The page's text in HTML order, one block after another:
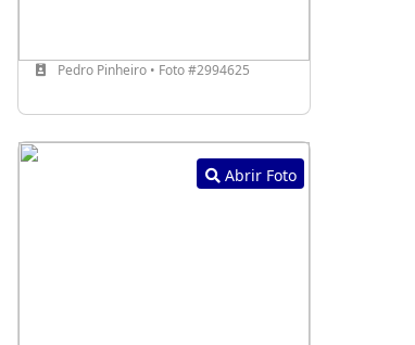
Pedro Pinheiro • Foto #2994625
Abrir Foto